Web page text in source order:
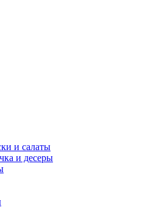
и салаты
и десеры